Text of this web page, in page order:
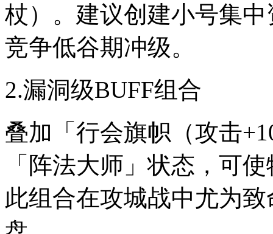
杖）。建议创建小号集
竞争低谷期冲级。
2.漏洞级BUFF组合
叠加「行会旗帜（攻击
「阵法大师」状态，可
此组合在攻城战中尤为